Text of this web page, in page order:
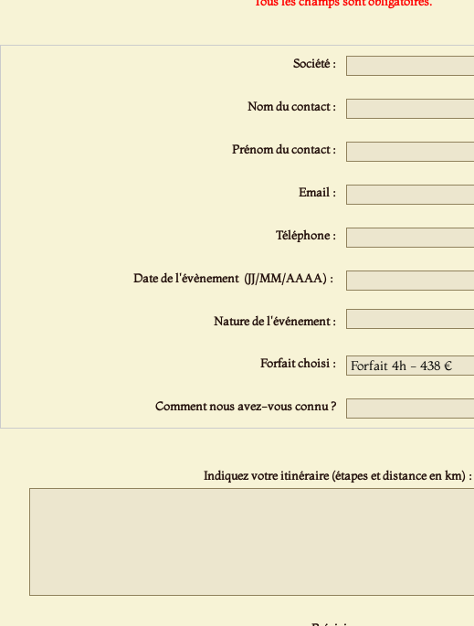
Société :
Nom du contact :
Prénom du contact :
Email :
Téléphone :
Date de l'évènement (JJ/MM/AAAA) :
Nature de l'événement :
Forfait choisi :
Comment nous avez-vous connu ?
Indiquez votre itinéraire (étapes et distance en km) :